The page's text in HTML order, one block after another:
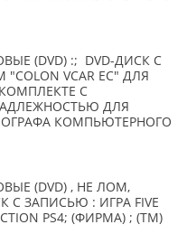
(DVD) :; DVD-ДИСК С
VCAR EC" ДЛЯ
С
ДЛЯ
КОМПЬЮТЕРНОГО
(DVD) , НЕ ЛОМ,
С ЗАПИСЬЮ : ИГРА FIVE
PS4; (ФИРМА) ; (TM)